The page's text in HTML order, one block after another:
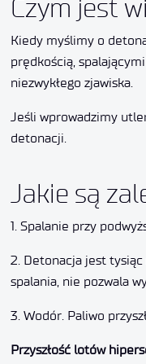
Czym jest
Kiedy myślimy o
prędkością,
niezwykłego zjawiska.
Jeśli wprowadzimy
detonacji.
Jakie są
1. Spalanie przy
2. Detonacja jest tysiąc
spalania, nie pozwala
3. Wodór. Paliwo
Przyszłość lotów